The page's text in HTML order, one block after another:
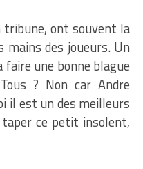
tribune, ont souvent la
mains des joueurs. Un
une bonne blague
? Non car Andre
il est un des meilleurs
ce petit insolent,